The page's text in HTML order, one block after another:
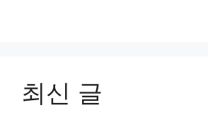
최신 글